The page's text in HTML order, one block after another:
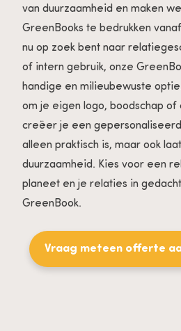
van duurzaamheid en maken
GreenBooks te bedrukken
nu op zoek bent naar
of intern gebruik, onze
handige en milieubewuste
om je eigen logo, boodschap
creëer je een
alleen praktisch is, maar ook
duurzaamheid. Kies voor een
planeet en je relaties in
GreenBook.
Vraag meteen offerte